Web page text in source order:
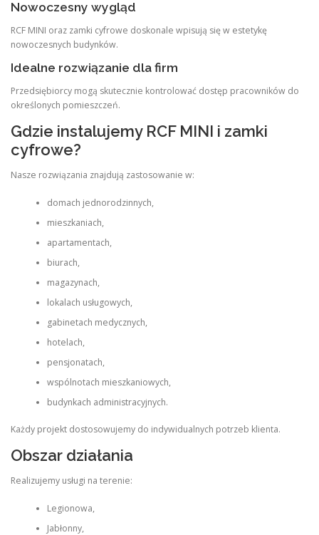
Nowoczesny wygląd
RCF MINI oraz zamki cyfrowe doskonale wpisują się w estetykę
nowoczesnych budynków.
Idealne rozwiązanie dla firm
Przedsiębiorcy mogą skutecznie kontrolować dostęp pracowników do
określonych pomieszczeń.
Gdzie instalujemy RCF MINI i zamki
cyfrowe?
Nasze rozwiązania znajdują zastosowanie w:
domach jednorodzinnych,
mieszkaniach,
apartamentach,
biurach,
magazynach,
lokalach usługowych,
gabinetach medycznych,
hotelach,
pensjonatach,
wspólnotach mieszkaniowych,
budynkach administracyjnych.
Każdy projekt dostosowujemy do indywidualnych potrzeb klienta.
Obszar działania
Realizujemy usługi na terenie:
Legionowa,
Jabłonny,